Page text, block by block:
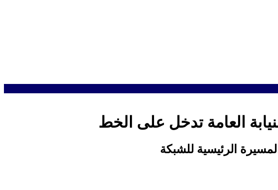
العامة تدخل على الخط
الرئيسية للشبكة